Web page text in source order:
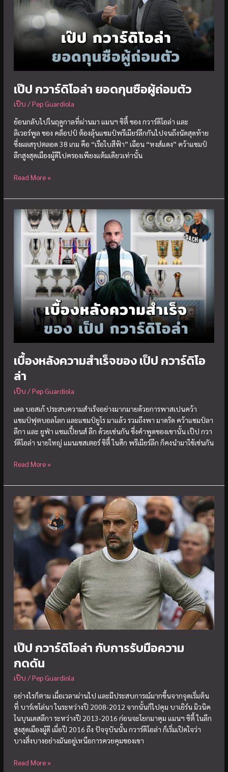
พ่าย
เป๊ป กวาร์ดิโอล่า ยอดกุนซือผู้ถ่อมตัว
เป๊บ /Pep Guardiola
ย้อนกลับไปในฤดูกาลที่ผ่านมา แมนฯ ซิตี้ ของ กวาร์ดิโอล่า และ
ลิเวอร์พูล ของ คล็อปป์ ต้องลุ้นแชมป์พรีเมียร์ลีกกันไปจนถึงนัดสุดท้าย
ซึ่งผลสรุปตลอด 38 เกม คือ “เรือใบสีฟ้า” เฉือน “หงส์แดง” คว้าแชมป์
ลีกสูงสุดเมืองผู้ดีไปครองเพียงแต้มเดียวเท่านั้น
เป๊ป
ร์ดิ
โอ
ยอด
กุนซือ
ถ่อม
Read More »
เบื้องหลังความสำเร็จของ เป็ป กวาร์ดิโอ
ล่า
เป๊บ /Pep Guardiola
เดล บอสเก้ ประสบความสำเร็จอย่างมากมายด้วยการพาสเปนคว้า
แชมป์ฟุตบอลโลก และแชมป์ยูโร มาแล้ว รวมถึงพา มาดริด คว้าแชมป์ลา
ลีกา และ ยูฟ่า แชมเปี้ยนส์ ลีก ด้วยเช่นกัน ซึ่งคำพูดของเขานั้น เป๊ป กวา
ร์ดิโอล่า นายใหญ่ แมนเชสเตอร์ ซิตี้ ในศึก พรีเมียร์ลีก ก็คงนำมาใช้เช่นกัน
เบื้อง
วาม
สำเร็จ
ของ
เป็ป
กวา
ร์ดิ
Read More »
เป๊ป กวาร์ดิโอล่า กับการรับมือความ
กดดัน
เป๊บ /Pep Guardiola
อย่างไรก็ตาม เมื่อเวลาผ่านไป และมีประสบการณ์มากขึ้นจากจุดเริ่มต้น
ที่ บาร์เซโล่นา ในระหว่างปี 2008-2012 จากนั้นก็ไปคุม บาเยิร์น มิวนิค
ในบุนเดสลีกา ระหว่างปี 2013-2016 ก่อนจะโยกมาคุม แมนฯ ซิตี้ ในลีก
สูงสุดเมืองผู้ดี เมื่อปี 2016 ถึง ปัจจุบันนั้น กวาร์ดิโอล่า ก็เริ่มเปิดใจว่า
บางสิ่งบางอย่างมันอยู่เหนือการควยคุมของเขา
เป๊ป
Read More »